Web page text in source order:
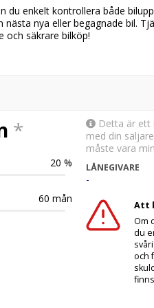
största
vi erbjuder även
våra bilar rekommenderar
du enkelt kontrollera både
nästa nya eller begagnade bil.
och säkrare bilköp!
*
20 %
60 mån
Detta är ett
med din
måste vara
LÅNEGIVARE
-
Att
Om
du
och